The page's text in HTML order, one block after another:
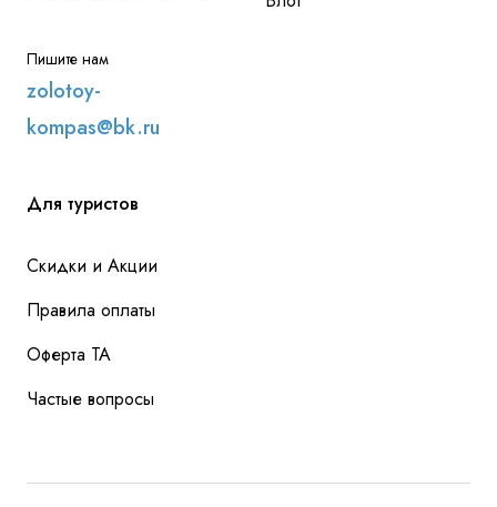
Пишите нам
zolotoy-
kompas@bk.ru
Для туристов
Скидки и Акции
Правила оплаты
Оферта ТА
Частые вопросы